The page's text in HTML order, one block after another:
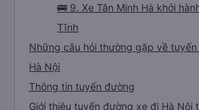
🚌 9. Xe Tân Minh Hà khởi
Tĩnh
Những câu hỏi thường gặp về
Hà Nội
Thông tin tuyến đường
Giới thiệu tuyến đường xe đi Hà Nội